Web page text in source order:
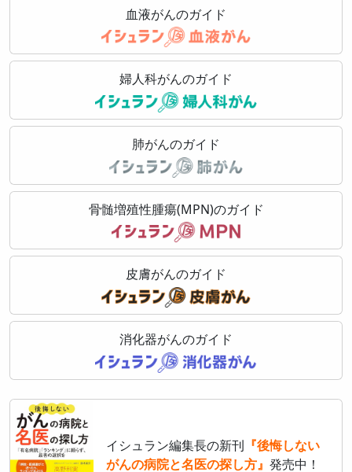
血液がんのガイド
婦人科がんのガイド
肺がんのガイド
骨髄増殖性腫瘍(MPN)のガイド
皮膚がんのガイド
消化器がんのガイド
イシュラン編集長の新刊
『後悔しない
がんの病院と名医の探し方』 発売中！